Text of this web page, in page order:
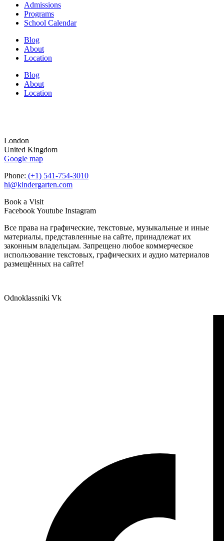
Admissions
Programs
School Calendar
Blog
About
Location
Blog
About
Location
London
United Kingdom
Google map
Phone: (+1) 541-754-3010
hi@kindergarten.com
Book a Visit
FacebookYoutube Instagram
Все права на графические, текстовые, музыкальные и иные
материалы, представленные на сайте, принадлежат их
законным владельцам. Запрещено любое коммерческое
использование текстовых, графических и аудио материалов
размещённых на сайте!
Odnoklassniki Vk